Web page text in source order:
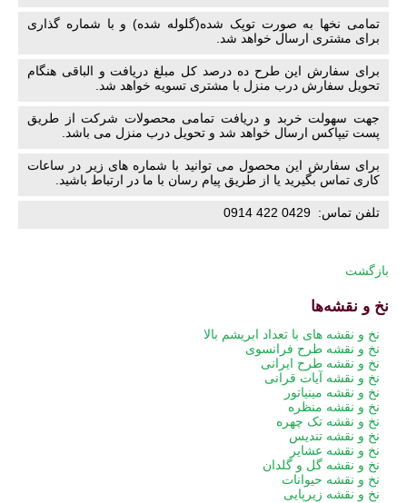
تمامی نخها به صورت توپک شده(گلوله شده) و با شماره گذاری
برای مشتری ارسال خواهد شد.
برای سفارش این طرح ده درصد کل مبلغ دریافت و الباقی هنگام
تحویل سفارش درب منزل با مشتری تسویه خواهد شد.
جهت سهولت خربد و دریافت تمامی محصولات شرکت از طریق
پست تیپاکس ارسال خواهد شد و تحویل درب منزل می باشد.
برای سفارش این محصول می توانید با شماره های زیر در ساعات
کاری تماس بگیرید یا از طریق پیام رسان با ما در ارتباط باشید.
تلفن تماس: 0429 422 0914
بازگشت
نخ و نقشه‌ها
پریدن
ناوبری
نخ و نقشه های با تعداد ابریشم بالا
نخ و نقشه طرح فرانسوی
نخ و نقشه طرح ایرانی
نخ و نقشه آیات قرانی
نخ و نقشه مینیاتور
نخ و نقشه منظره
نخ و نقشه تک چهره
نخ و نقشه تندیس
نخ و نقشه عشایر
نخ و نقشه گل و گلدان
نخ و نقشه حیوانات
نخ و نقشه زیرپایی